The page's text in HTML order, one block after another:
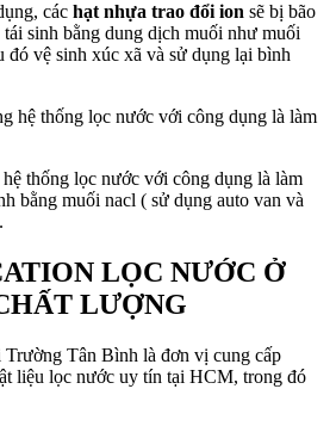
các hạt nhựa trao đổi ion sẽ bị bão
sinh bằng dung dịch muối như muối
đó vệ sinh xúc xã và sử dụng lại bình
thống lọc nước với công dụng là làm
bằng muối nacl ( sử dụng auto van và
LỌC NƯỚC Ở
LƯỢNG
Tân Bình là đơn vị cung cấp
liệu lọc nước uy tín tại HCM, trong đó